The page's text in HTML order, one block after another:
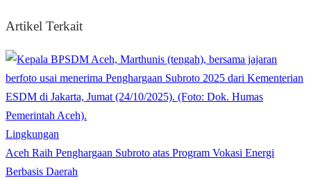
Artikel Terkait
Lingkungan
Aceh Raih Penghargaan Subroto atas Program Vokasi Energi
Berbasis Daerah